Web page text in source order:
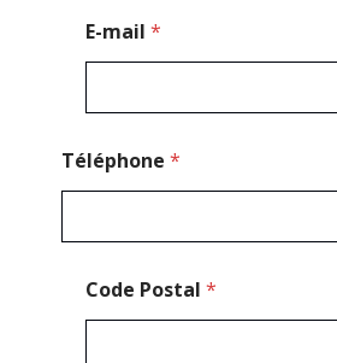
E-mail *
Téléphone *
Code Postal *